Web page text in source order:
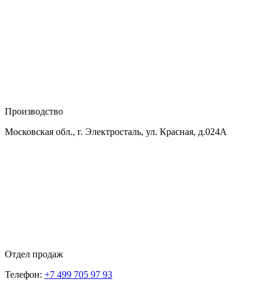
Производство
Московская обл., г. Электросталь, ул. Красная, д.024А
Отдел продаж
Телефон: +7 499 705 97 93